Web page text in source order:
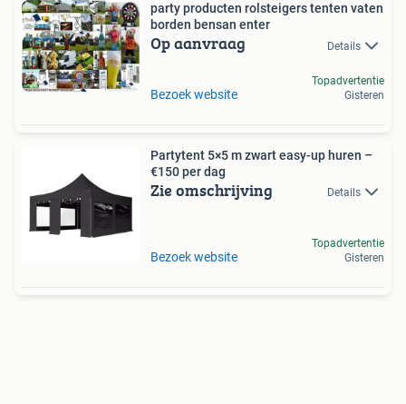
party producten rolsteigers tenten vaten
borden bensan enter
Op aanvraag Details
Bezoek website
Topadvertentie
Gisteren
Partytent 5×5 m zwart easy-up huren –
€150 per dag
Zie omschrijving Details
Bezoek website
Topadvertentie
Gisteren